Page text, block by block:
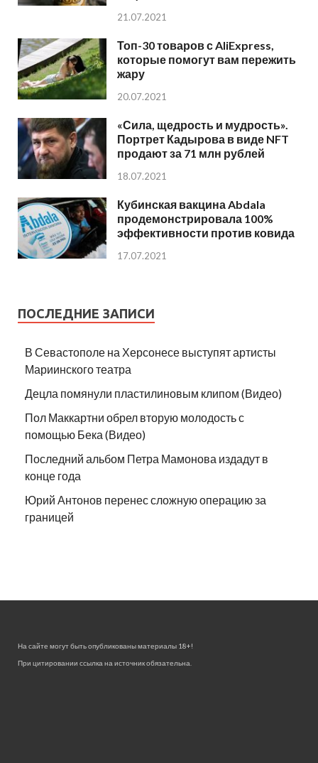
21.07.2021
Топ-30 товаров с AliExpress,
которые помогут вам пережить
жару
20.07.2021
«Сила, щедрость и мудрость».
Портрет Кадырова в виде NFT
продают за 71 млн рублей
18.07.2021
Кубинская вакцина Abdala
продемонстрировала 100%
эффективности против ковида
17.07.2021
ПОСЛЕДНИЕ ЗАПИСИ
В Севастополе на Херсонесе выступят артисты
Мариинского театра
Децла помянули пластилиновым клипом (Видео)
Пол Маккартни обрел вторую молодость с
помощью Бека (Видео)
Последний альбом Петра Мамонова издадут в
конце года
Юрий Антонов перенес сложную операцию за
границей
На сайте могут быть опубликованы материалы 18+!
При цитировании ссылка на источник обязательна.